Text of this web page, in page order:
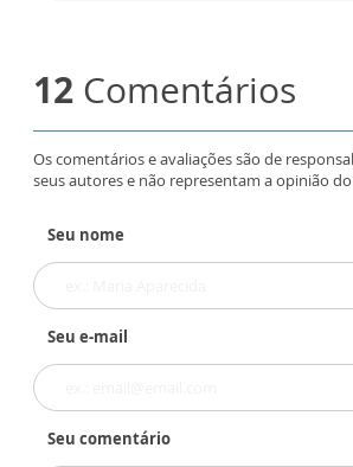
12 Comentários
Os comentários e avaliações são de
seus autores e não representam a opinião
Seu nome
Seu e-mail
Seu comentário